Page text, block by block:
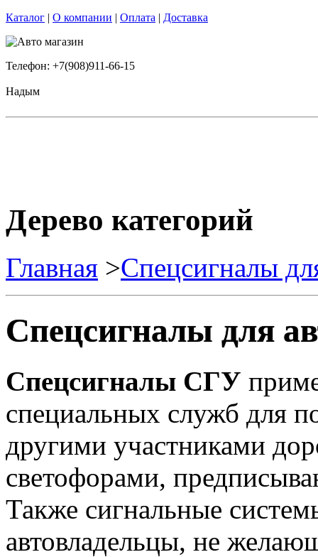
Каталог | О компании | Оплата | Доставка
Телефон: +7(908)911-66-15
Надым
Дерево категорий
Главная >Спецсигналы
Спецсигналы для
Спецсигналы СГУ
специальных служб для
другими участниками
светофорами,
Также сигнальные
автовладельцы, не